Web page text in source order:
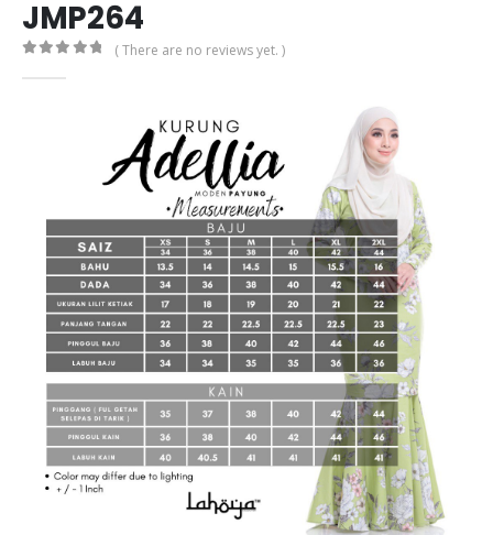
JMP264
( There are no reviews yet. )